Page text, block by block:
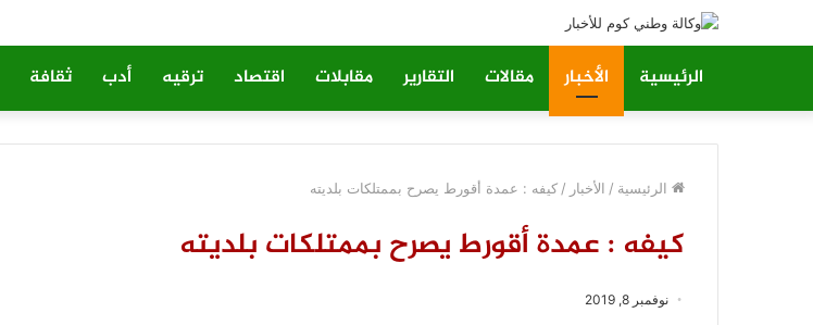
الرئيسية الأخبار مقالات التقارير مقابلات اقتصاد ترقيه أدب ثقافة
الرئيسية / الأخبار / كيفه : عمدة أقورط يصرح بممتلكات بلديته
كيفه : عمدة أقورط يصرح بممتلكات بلديته
نوفمبر 8, 2019